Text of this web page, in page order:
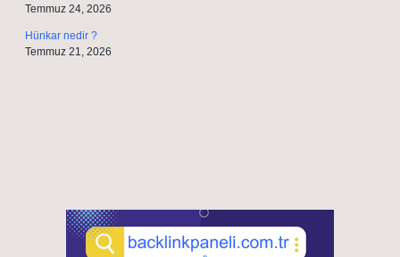
Temmuz 24, 2026
Hünkar nedir ?
Temmuz 21, 2026